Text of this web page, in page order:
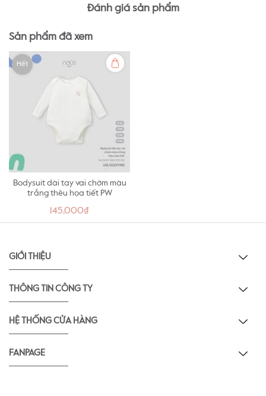
Đánh giá sản phẩm
Sản phẩm đã xem
Hết
Bodysuit dài tay vai chờm màu
trắng thêu họa tiết PW
145,000₫
GIỚI THIỆU
THÔNG TIN CÔNG TY
HỆ THỐNG CỬA HÀNG
FANPAGE